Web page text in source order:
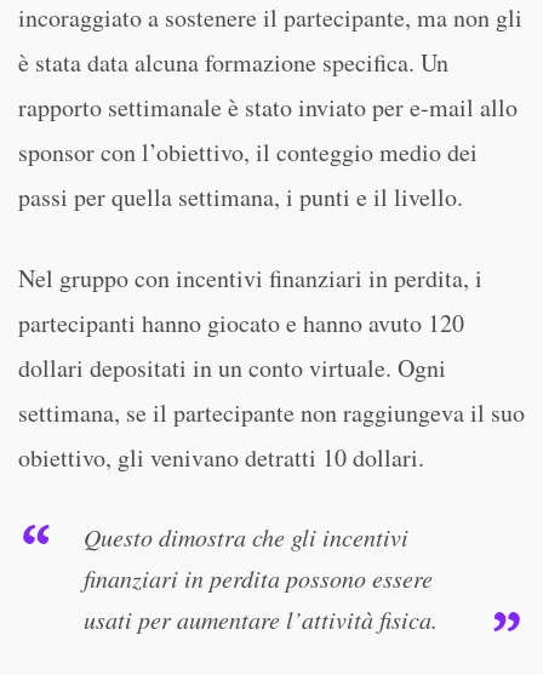
incoraggiato a sostenere il partecipante, ma non gli
è stata data alcuna formazione specifica. Un
rapporto settimanale è stato inviato per e-mail allo
sponsor con l’obiettivo, il conteggio medio dei
passi per quella settimana, i punti e il livello.
Nel gruppo con incentivi finanziari in perdita, i
partecipanti hanno giocato e hanno avuto 120
dollari depositati in un conto virtuale. Ogni
settimana, se il partecipante non raggiungeva il suo
obiettivo, gli venivano detratti 10 dollari.
Questo dimostra che gli incentivi
finanziari in perdita possono essere
usati per aumentare l’attività fisica.